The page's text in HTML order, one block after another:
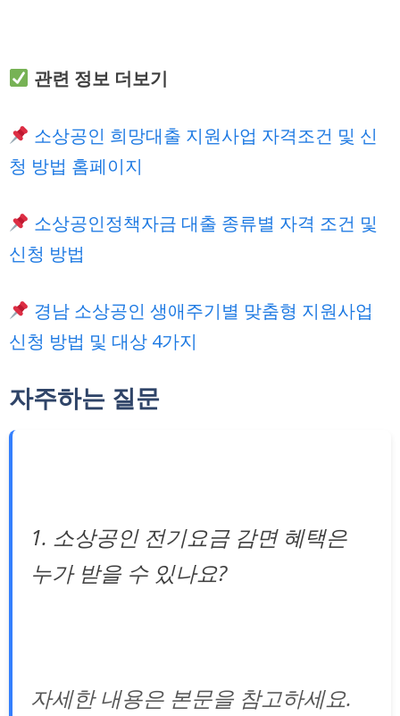
관련 정보 더보기
소상공인 희망대출 지원사업 자격조건 및 신
청 방법 홈페이지
소상공인정책자금 대출 종류별 자격 조건 및
신청 방법
경남 소상공인 생애주기별 맞춤형 지원사업
신청 방법 및 대상 4가지
자주하는 질문
1. 소상공인 전기요금 감면 혜택은
누가 받을 수 있나요?
자세한 내용은 본문을 참고하세요.